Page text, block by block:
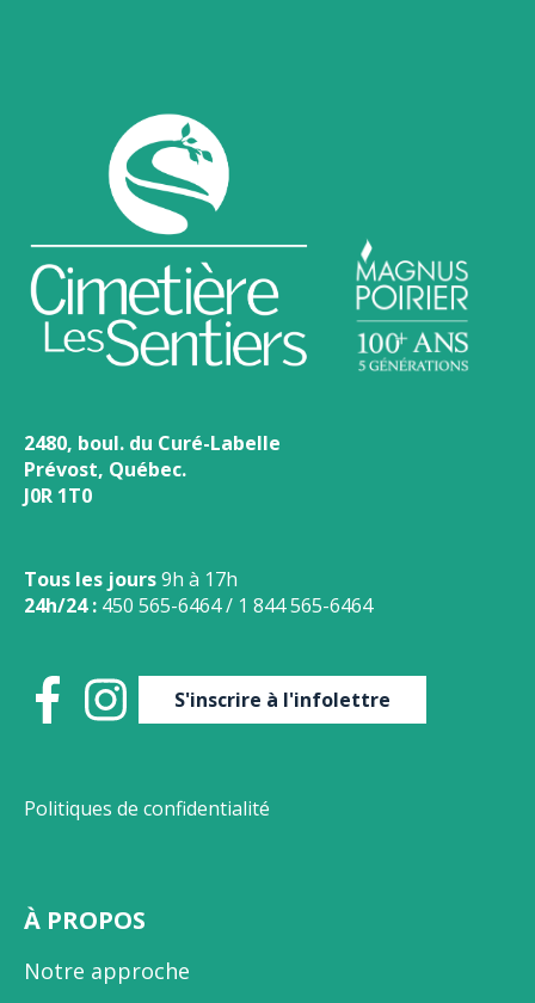
2480, boul. du Curé-Labelle
Prévost, Québec.
J0R 1T0
Tous les jours9h à 17h
24h/24 : 450 565-6464/ 1 844 565-6464
S'inscrire à l'infolettre
Politiques de confidentialité
À PROPOS
Notre approche